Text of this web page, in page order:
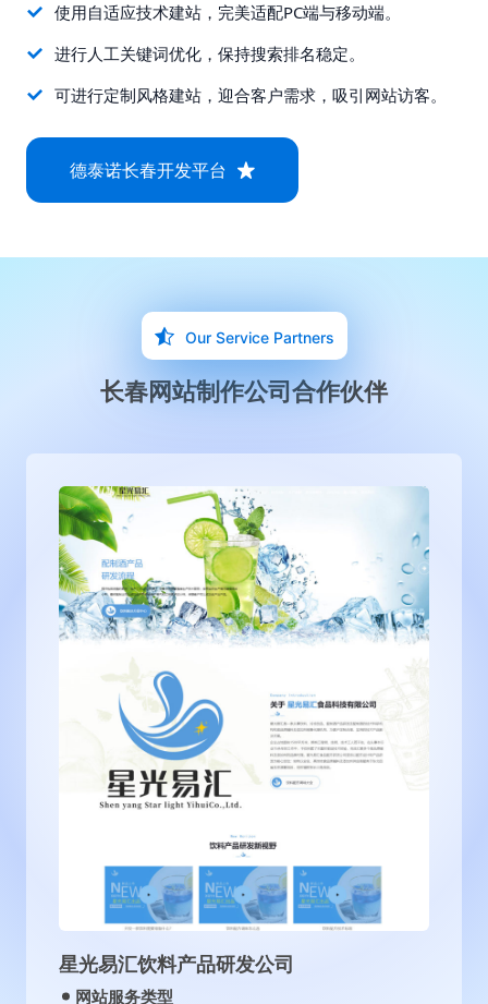
使用自适应技术建站，完美适配PC端与移动端。
进行人工关键词优化，保持搜索排名稳定。
可进行定制风格建站，迎合客户需求，吸引网站访客。
德泰诺长春开发平台
Our Service Partners
长春网站制作公司合作伙伴
沈阳古泉源环保设备有限公司
网站服务类型